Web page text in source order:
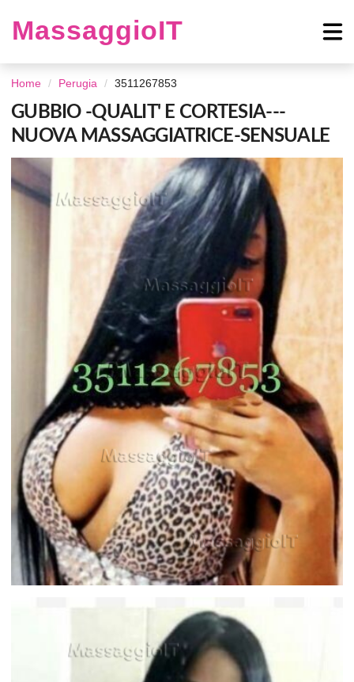
MassaggioIT
Home Perugia 3511267853
GUBBIO -QUALIT' E CORTESIA---
NUOVA MASSAGGIATRICE-SENSUALE